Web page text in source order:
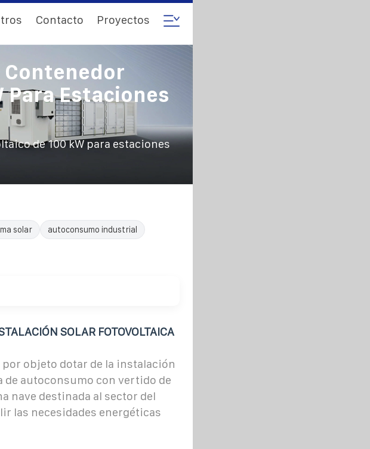
Contacto Proyectos
Contenedor
Para Estaciones
de 100 kW para estaciones
solar
autoconsumo industrial
SOLAR FOTOVOLTAICA
objeto dotar de la instalación
de autoconsumo con vertido de
nave destinada al sector del
las necesidades energéticas